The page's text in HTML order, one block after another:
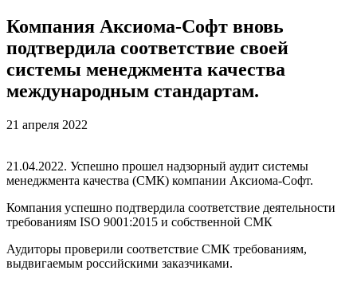
Компания Аксиома-Софт вновь
подтвердила соответствие своей
системы менеджмента качества
международным стандартам.
21 апреля 2022
21.04.2022. Успешно прошел надзорный аудит системы
менеджмента качества (СМК) компании Аксиома-Софт.
Компания успешно подтвердила соответствие деятельности
требованиям ISO 9001:2015 и собственной СМК
Аудиторы проверили соответствие СМК требованиям,
выдвигаемым российскими заказчиками.